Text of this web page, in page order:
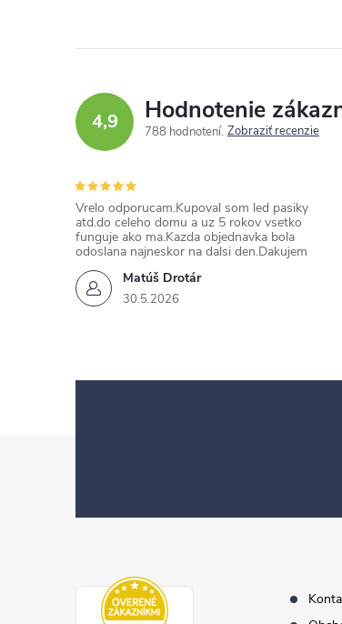
4,9 Hodnotenie
788 hodnotení Zobraziť recenzie
Matúš Drotár
30.5.2026
Vrelo odporucam.Kupoval som led pasiky
atd.do celeho domu a uz 5 rokov vsetko
funguje ako ma.Kazda objednavka bola
odoslana najneskor na dalsi den.Dakujem